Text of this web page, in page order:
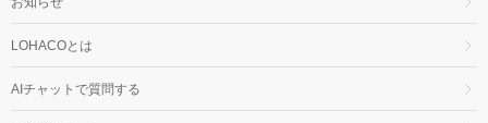
LOHACOとは
AIチャットで質問する